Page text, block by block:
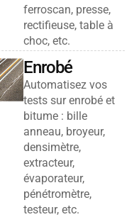
ferroscan, presse,
rectifieuse, table à
choc, etc.
Enrobé
Automatisez vos
tests sur enrobé et
bitume : bille
anneau, broyeur,
densimètre,
extracteur,
évaporateur,
pénétromètre,
testeur, etc.